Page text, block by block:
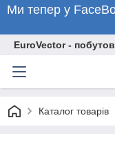
Ми тепер у
EuroVector -
Каталог товарів